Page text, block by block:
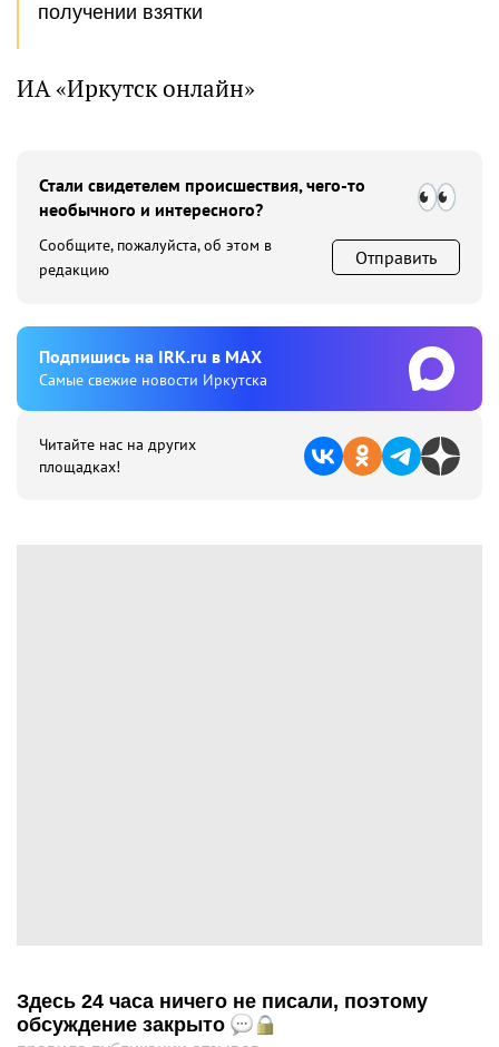
получении взятки
ИА «Иркутск онлайн»
Стали свидетелем происшествия, чего-то
необычного и интересного?
Сообщите, пожалуйста, об этом в
редакцию
Отправить
Подпишиcь на IRK.ru в MAX
Cамые свежие новости Иркутска
Читайте нас на других
площадках!
Здесь 24 часа ничего не писали, поэтому
обсуждение закрыто